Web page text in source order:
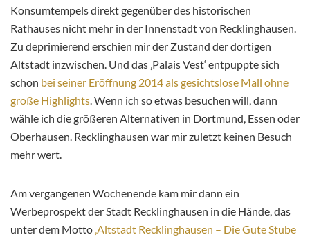
Konsumtempels direkt gegenüber des historischen
Rathauses nicht mehr in der Innenstadt von Recklinghausen.
Zu deprimierend erschien mir der Zustand der dortigen
Altstadt inzwischen. Und das ‚Palais Vest‘ entpuppte sich
schon bei seiner Eröffnung 2014 als gesichtslose Mall ohne
große Highlights . Wenn ich so etwas besuchen will, dann
wähle ich die größeren Alternativen in Dortmund, Essen oder
Oberhausen. Recklinghausen war mir zuletzt keinen Besuch
mehr wert.
Am vergangenen Wochenende kam mir dann ein
Werbeprospekt der Stadt Recklinghausen in die Hände, das
unter dem Motto ‚Altstadt Recklinghausen – Die Gute Stube